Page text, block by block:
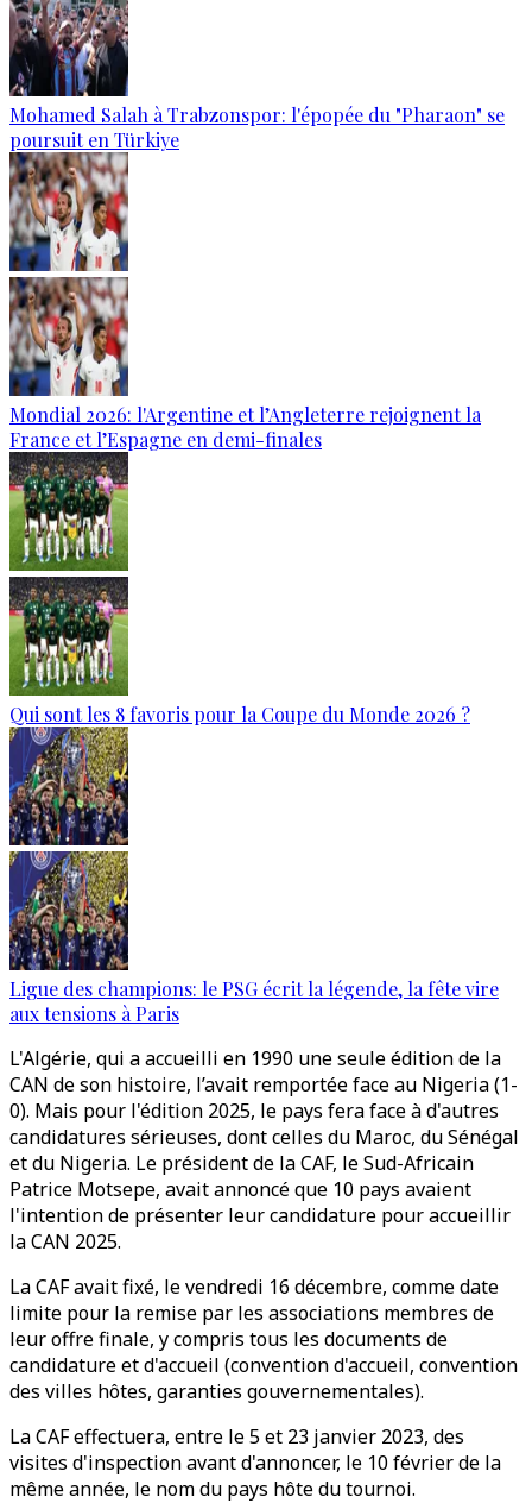
Mohamed Salah à Trabzonspor: l'épopée du "Pharaon" se
poursuit en Türkiye
Mondial 2026: l'Argentine et l’Angleterre rejoignent la
France et l’Espagne en demi-finales
Qui sont les 8 favoris pour la Coupe du Monde 2026 ?
Ligue des champions: le PSG écrit la légende, la fête vire
aux tensions à Paris
L'Algérie, qui a accueilli en 1990 une seule édition de la
CAN de son histoire, l’avait remportée face au Nigeria (1-
0). Mais pour l'édition 2025, le pays fera face à d'autres
candidatures sérieuses, dont celles du Maroc, du Sénégal
et du Nigeria. Le président de la CAF, le Sud-Africain
Patrice Motsepe, avait annoncé que 10 pays avaient
l'intention de présenter leur candidature pour accueillir
la CAN 2025.
La CAF avait fixé, le vendredi 16 décembre, comme date
limite pour la remise par les associations membres de
leur offre finale, y compris tous les documents de
candidature et d'accueil (convention d'accueil, convention
des villes hôtes, garanties gouvernementales).
La CAF effectuera, entre le 5 et 23 janvier 2023, des
visites d'inspection avant d'annoncer, le 10 février de la
même année, le nom du pays hôte du tournoi.